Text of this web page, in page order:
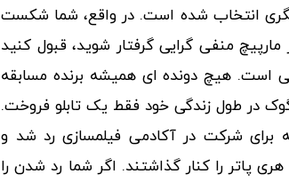
انتخاب شده است. در واقع، شما شکست
منفی ­گرایی گرفتار شوید، قبول کنید
است. هیچ دونده ای همیشه برنده مسابقه
در طول زندگی خود فقط یک تابلو فروخت.
برای شرکت در آکادمی فیلمسازی رد شد و
پاتر را کنار گذاشتند. اگر شما رد شدن را